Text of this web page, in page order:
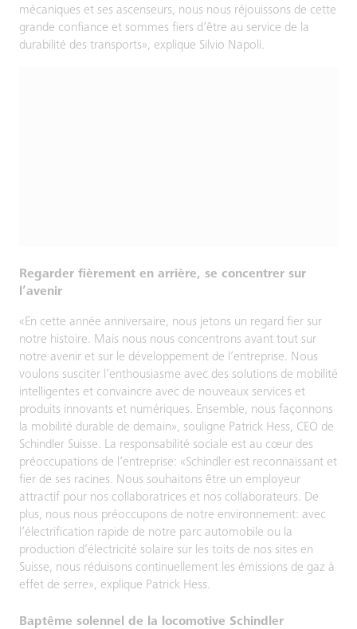
mécaniques et ses ascenseurs, nous nous réjouissons de cette
grande confiance et sommes fiers d’être au service de la
durabilité des transports», explique Silvio Napoli.
Regarder fièrement en arrière, se concentrer sur
l’avenir
«En cette année anniversaire, nous jetons un regard fier sur
notre histoire. Mais nous nous concentrons avant tout sur
notre avenir et sur le développement de l’entreprise. Nous
voulons susciter l’enthousiasme avec des solutions de mobilité
intelligentes et convaincre avec de nouveaux services et
produits innovants et numériques. Ensemble, nous façonnons
la mobilité durable de demain», souligne Patrick Hess, CEO de
Schindler Suisse. La responsabilité sociale est au cœur des
préoccupations de l’entreprise: «Schindler est reconnaissant et
fier de ses racines. Nous souhaitons être un employeur
attractif pour nos collaboratrices et nos collaborateurs. De
plus, nous nous préoccupons de notre environnement: avec
l’électrification rapide de notre parc automobile ou la
production d’électricité solaire sur les toits de nos sites en
Suisse, nous réduisons continuellement les émissions de gaz à
effet de serre», explique Patrick Hess.
Baptême solennel de la locomotive Schindler